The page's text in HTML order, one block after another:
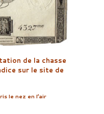
de la chasse
sur le site de
le nez en l’air